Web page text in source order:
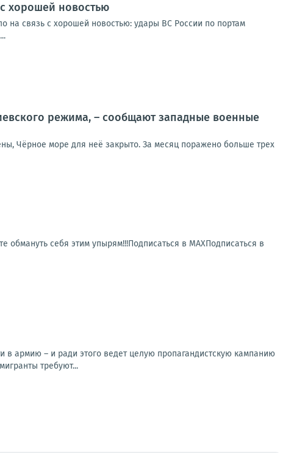
хорошей новостью
связь с хорошей новостью: удары ВС России по портам
режима, – сообщают западные военные
Чёрное море для неё закрыто. За месяц поражено больше трех
себя этим упырям!!!Подписаться в МАХПодписаться в
в армию – и ради этого ведет целую пропагандистскую кампанию
требуют...